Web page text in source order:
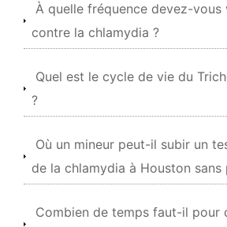
À quelle fréquence devez-
contre la chlamydia ?
Quel est le cycle de vie du
?
Où un mineur peut-il subir un
de la chlamydia à Houston sans
Combien de temps faut-il pour